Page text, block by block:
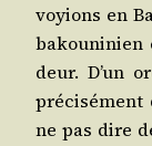
voyions en
bakou­ni­nien
deur. D’un
pré­ci­sé­ment
ne pas dire